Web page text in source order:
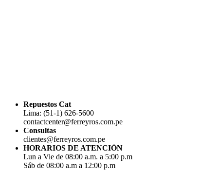
Repuestos Cat
Lima: (51-1) 626-5600
contactcenter@ferreyros.com.pe
Consultas
clientes@ferreyros.com.pe
HORARIOS DE ATENCIÓN
Lun a Vie de 08:00 a.m. a 5:00 p.m
Sáb de 08:00 a.m a 12:00 p.m